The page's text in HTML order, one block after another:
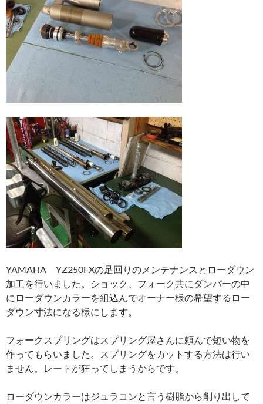
YAMAHA YZ250FXの足回りのメンテナンスとローダウン
加工を行いました。ショック、フォーク共にダンパーの中
にローダウンカラーを組込んでオーナー様の希望するロー
ダウン寸法になる様にします。
フォークスプリングはスプリング屋さんに頼んで短い物を
作ってもらいました。スプリングをカットする方法は行い
ません。レートが狂ってしまうからです。
ローダウンカラーはジュラコンと言う樹脂から削り出して